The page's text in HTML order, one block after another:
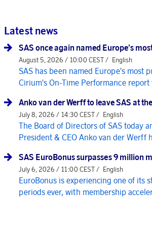
Latest news
SAS once again named Europe's
August 5, 2026 / 10:00 CEST / English
SAS has been named Europe's most
Cirium's On-Time Performance
Anko van der Werff to leave SAS at
July 8, 2026 / 14:30 CEST / English
The Board of Directors of SAS today
President & CEO Anko van der Werff
SAS EuroBonus surpasses 9 million
July 6, 2026 / 11:00 CEST / English
EuroBonus is experiencing one of its
periods ever, with membership